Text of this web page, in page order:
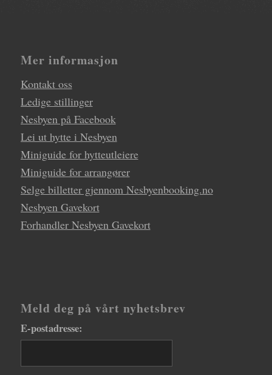
Mer informasjon
Kontakt oss
Ledige stillinger
Nesbyen på Facebook
Lei ut hytte i Nesbyen
Miniguide for hytteutleiere
Miniguide for arrangører
Selge billetter gjennom Nesbyenbooking.no
Nesbyen Gavekort
Forhandler Nesbyen Gavekort
Meld deg på vårt nyhetsbrev
E-postadresse: